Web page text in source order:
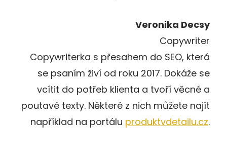
Veronika Decsy
Copywriter
Copywriterka s přesahem do SEO, která
se psaním živí od roku 2017. Dokáže se
vcítit do potřeb klienta a tvoří věcné a
poutavé texty. Některé z nich můžete najít
například na portálu produktvdetailu.cz.